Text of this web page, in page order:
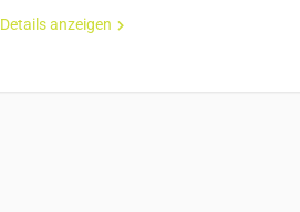
Details anzeigen